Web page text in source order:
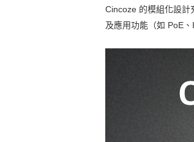
Cincoze 的模組化設計
及應用功能（如 PoE